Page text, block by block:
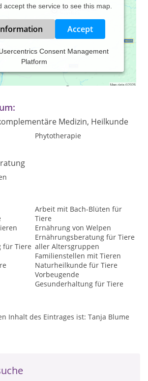
accept the service to see this map.
Accept
Consent Management
Platform
Vereinbarung
Medizin, Heilkunde
Phytotherapie
Arbeit mit Bach-Blüten für
Tiere
Ernährung von Welpen
für Tiere
Ernährungsberatung für Tiere
aller Altersgruppen
Familienstellen mit Tieren
Naturheilkunde für Tiere
Vorbeugende
Gesunderhaltung für Tiere
Inhalt des Eintrages ist: Tanja Blume